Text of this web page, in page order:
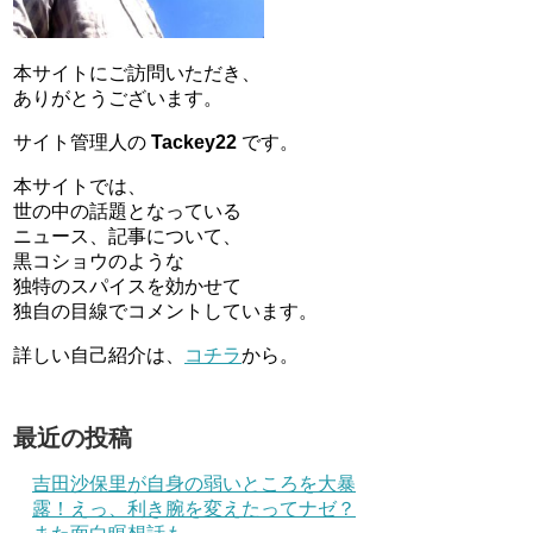
本サイトにご訪問いただき、
ありがとうございます。
サイト管理人の Tackey22 です。
本サイトでは、
世の中の話題となっている
ニュース、記事について、
黒コショウのような
独特のスパイスを効かせて
独自の目線でコメントしています。
詳しい自己紹介は、 コチラから。
最近の投稿
吉田沙保里が自身の弱いところを大暴
露！えっ、利き腕を変えたってナゼ？